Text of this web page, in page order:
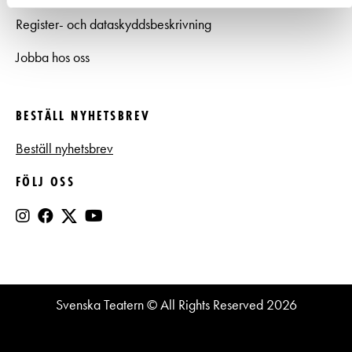
Register- och dataskyddsbeskrivning
Jobba hos oss
BESTÄLL NYHETSBREV
Beställ nyhetsbrev
FÖLJ OSS
Svenska Teatern © All Rights Reserved 2026